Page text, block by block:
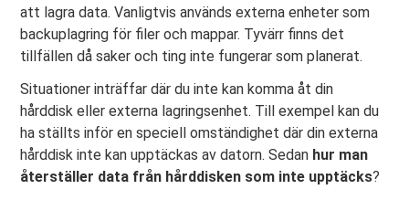
att lagra data. Vanligtvis används externa enheter som
backuplagring för filer och mappar. Tyvärr finns det
tillfällen då saker och ting inte fungerar som planerat.
Situationer inträffar där du inte kan komma åt din
hårddisk eller externa lagringsenhet. Till exempel kan du
ha ställts inför en speciell omständighet där din externa
hårddisk inte kan upptäckas av datorn. Sedan hur man
återställer data från hårddisken som inte upptäcks?